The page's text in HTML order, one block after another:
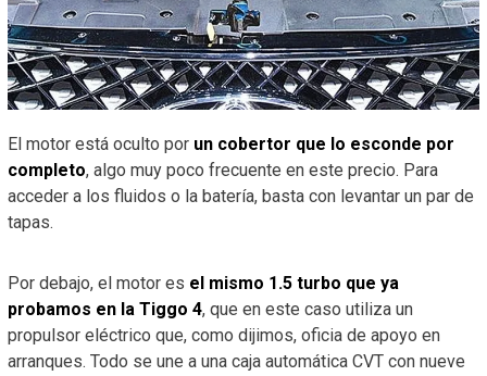
El motor está oculto por un cobertor que lo esconde por
completo, algo muy poco frecuente en este precio. Para
acceder a los fluidos o la batería, basta con levantar un par de
tapas.
Por debajo, el motor es el mismo 1.5 turbo que ya
probamos en la Tiggo 4, que en este caso utiliza un
propulsor eléctrico que, como dijimos, oficia de apoyo en
arranques. Todo se une a una caja automática CVT con nueve